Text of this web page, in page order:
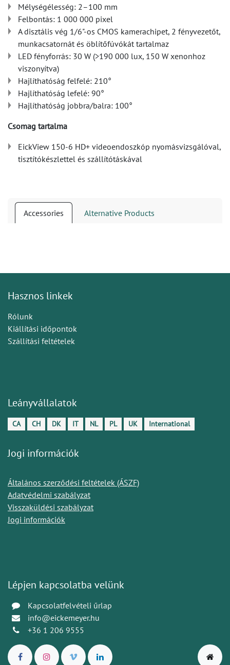
Mélységélesség: 2–100 mm
Felbontás: 1 000 000 pixel
A disztális vég 1/6"-os CMOS kamerachipet, 2 fényvezetőt,
munkacsatornát és öblítőfúvókát tartalmaz
LED fényforrás: 30 W (>190 000 lux, 150 W xenonhoz
viszonyítva)
Hajlíthatóság felfelé: 210°
Hajlíthatóság lefelé: 90°
Hajlíthatóság jobbra/balra: 100°
Csomag tartalma
EickView 150-6 HD+ videoendoszkóp nyomásvizsgálóval,
tisztítókészlettel és szállítótáskával
Accessories Alternative Products
Hasznos linkek
Rólunk
Kiállítási időpontok
Szállítási feltételek
Leányvállalatok
CA CH DK IT NL PL UK International
Jogi információk
Általános szerződési feltételek (ÁSZF)
Adatvédelmi szabályzat
Visszaküldési szabályzat
Jogi információk
Lépjen kapcsolatba velünk
Kapcsolatfelvételi űrlap
info@eickemeyer.hu
+36 1 206 9555